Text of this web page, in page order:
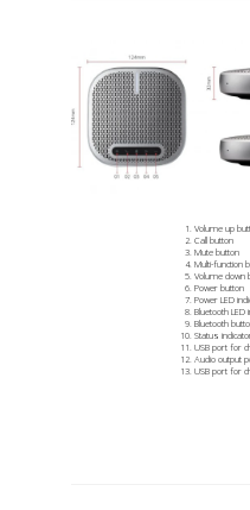
Volume up
Call button
Mute button
Multi-function
Volume down
Power button
Power LED
Bluetooth LED
Bluetooth
Status
USB port for
Audio output
USB port for